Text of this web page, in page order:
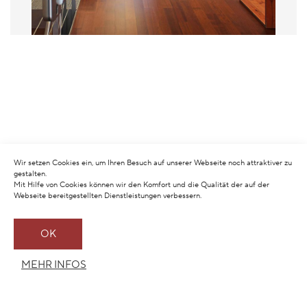
Wir setzen Cookies ein, um Ihren Besuch auf unserer Webseite noch attraktiver zu
gestalten.
Mit Hilfe von Cookies können wir den Komfort und die Qualität der auf der
Webseite bereitgestellten Dienstleistungen verbessern.
OK
MEHR INFOS